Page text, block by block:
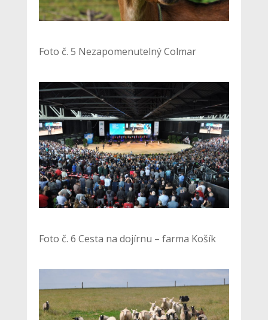
Foto č. 5 Nezapomenutelný Colmar
Foto č. 6 Cesta na dojírnu – farma Košík